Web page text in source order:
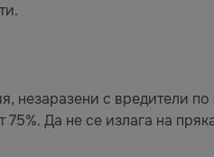
незаразени с вредители по
Да не се излага на